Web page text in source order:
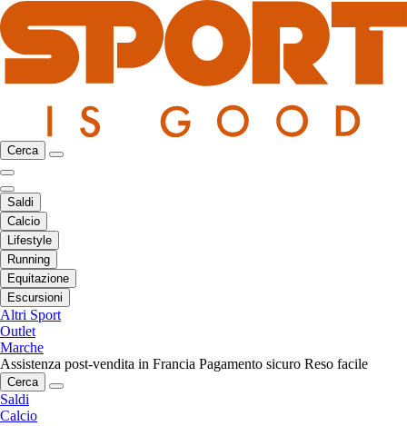
Cerca
Saldi
Calcio
Lifestyle
Running
Equitazione
Escursioni
Altri Sport
Outlet
Marche
Assistenza post-vendita in Francia Pagamento sicuro Reso facile
Cerca
Saldi
Calcio